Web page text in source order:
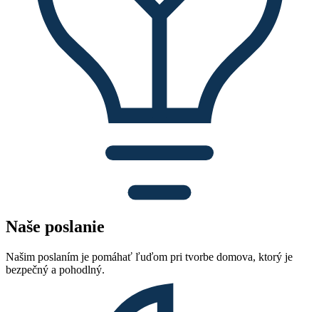
Naše poslanie
Našim poslaním je pomáhať ľuďom pri tvorbe domova, ktorý je
bezpečný a pohodlný.